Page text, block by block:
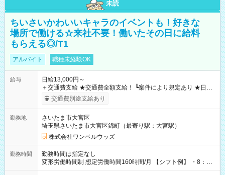
未読
ちいさいかわいいキャラのイベントも！好きな
場所で働ける☆来社不要！働いたその日に給料
もらえる◎/T1
アルバイト 職種未経験OK
給与
日給13,000円～
＋交通費支給 ★交通費全額支給！ ┗案件により規定あり ★日払
いOK！（規定あり） ┗働いたその日に現金GET♪ お仕事後はコ
ンビニATMから 日払い分を引き落とせます！ 【試用期間】試
交通費別途支給あり
勤務地
さいたま市大宮区
埼玉県さいたま市大宮区錦町（最寄り駅：大宮駅）
株式会社ワンベルウッズ
勤務時間
勤務時間は指定なし
変形労働時間制 想定労働時間160時間/月 【シフト例】 ・8：00
～21：00